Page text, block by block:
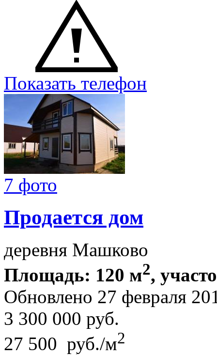
Показать телефон
7 фото
Продается дом
деревня Машково
Площадь: 120 м2,
Обновлено 27 февраля
3 300 000 руб.
27 500 руб./м2